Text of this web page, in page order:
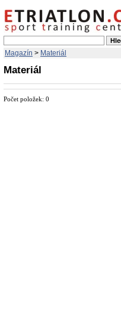
Magazín > Materiál
Materiál
Počet položek: 0